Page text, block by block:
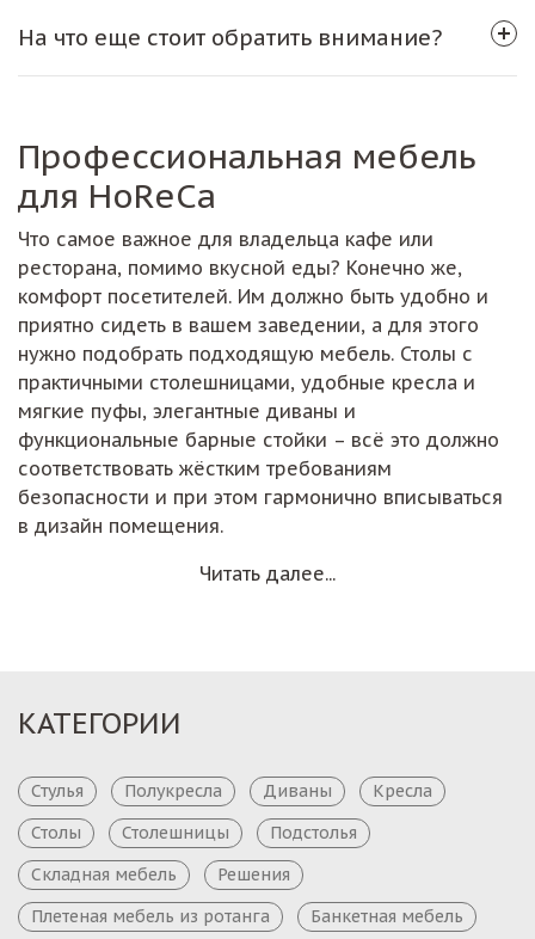
На что еще стоит обратить внимание?
Профессиональная мебель
для HoReCa
Что самое важное для владельца кафе или
ресторана, помимо вкусной еды? Конечно же,
комфорт посетителей. Им должно быть удобно и
приятно сидеть в вашем заведении, а для этого
нужно подобрать подходящую мебель. Столы с
практичными столешницами, удобные кресла и
мягкие пуфы, элегантные диваны и
функциональные барные стойки – всё это должно
соответствовать жёстким требованиям
безопасности и при этом гармонично вписываться
в дизайн помещения.
Читать далее...
КАТЕГОРИИ
Стулья Полукресла Диваны
Кресла
Столы
Столешницы
Подстолья
Складная мебель
Решения
Плетеная мебель из ротанга
Банкетная мебель